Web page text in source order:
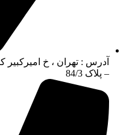
آدرس : تهران ، خ
– پلاک 84/3